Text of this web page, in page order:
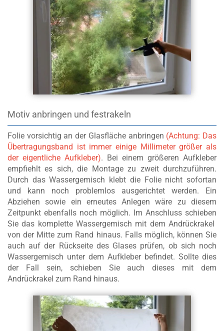
Motiv anbringen und festrakeln
Folie vorsichtig an der Glasfläche anbringen (Achtung: Das
Übertragungsband ist immer einige Millimeter größer als
der eigentliche Aufkleber). Bei einem größeren Aufkleber
empfiehlt es sich, die Montage zu zweit durchzuführen.
Durch das Wassergemisch klebt die Folie nicht sofortan
und kann noch problemlos ausgerichtet werden. Ein
Abziehen sowie ein erneutes Anlegen wäre zu diesem
Zeitpunkt ebenfalls noch möglich. Im Anschluss schieben
Sie das komplette Wassergemisch mit dem Andrückrakel
von der Mitte zum Rand hinaus. Falls möglich, können Sie
auch auf der Rückseite des Glases prüfen, ob sich noch
Wassergemisch unter dem Aufkleber befindet. Sollte dies
der Fall sein, schieben Sie auch dieses mit dem
Andrückrakel zum Rand hinaus.